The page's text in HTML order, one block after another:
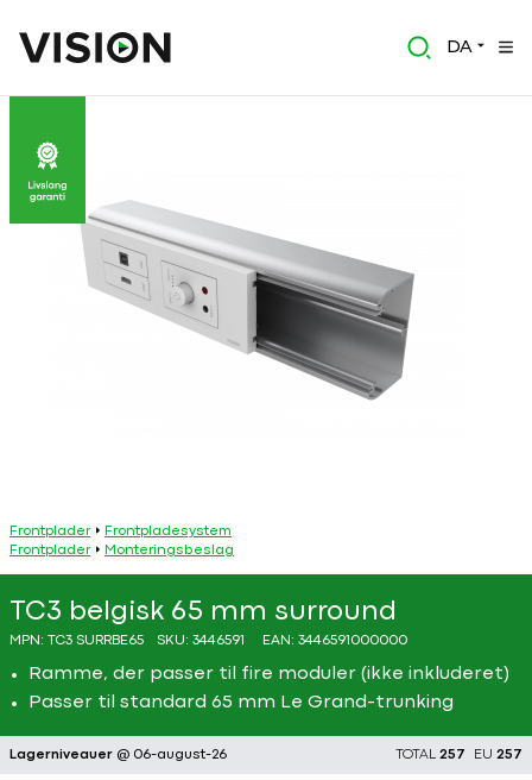
DA
Frontplader
Frontpladesystem
Frontplader
Monteringsbeslag
TC3 belgisk 65 mm surround
MPN: TC3 SURRBE65 SKU: 3446591 EAN: 3446591000000
Ramme, der passer til fire moduler (ikke inkluderet)
Passer til standard 65 mm Le Grand-trunking
Lagerniveauer @ 06-august-26 TOTAL 257 EU 257